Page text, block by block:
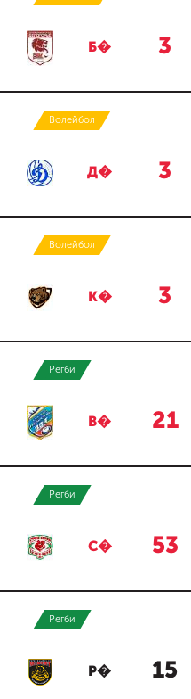
Б� 3
Волейбол
Д� 3
Волейбол
К� 3
Регби
В� 21
Регби
С� 53
Регби
Р� 15